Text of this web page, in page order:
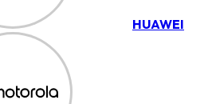
HUAWEI